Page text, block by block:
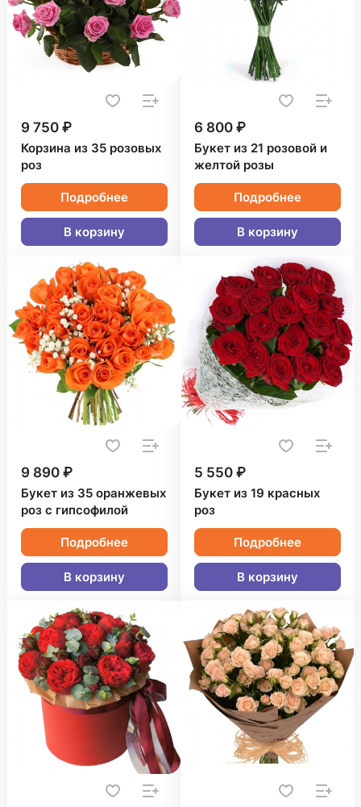
9 750 ₽
Корзина из 35 розовых
роз
Подробнее
В корзину
6 800 ₽
Букет из 21 розовой и
желтой розы
Подробнее
В корзину
9 890 ₽
Букет из 35 оранжевых
роз с гипсофилой
Подробнее
В корзину
5 550 ₽
Букет из 19 красных
роз
Подробнее
В корзину